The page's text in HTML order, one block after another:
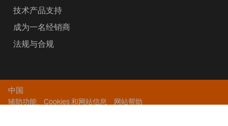
技术产品支持
成为一名经销商
法规与合规
中国
辅助功能、Cookies 和网站信息
网站帮助